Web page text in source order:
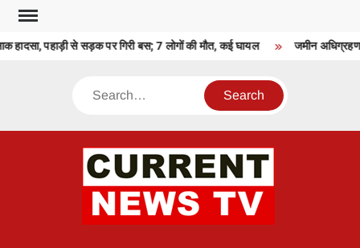
Skip
content
हादसा, पहाड़ी से सड़क पर गिरी बस; 7 लोगों की मौत, कई घायल जमीन
Search